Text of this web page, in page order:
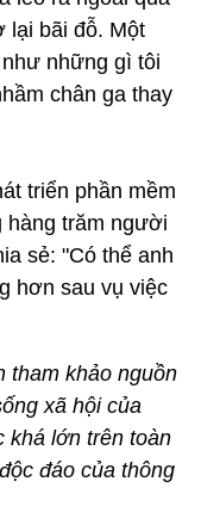
lại bãi đỗ. Một
những gì tôi
chân ga thay
triển phần mềm
hàng trăm người
sẻ: "Có thể anh
hơn sau vụ việc
tham khảo nguồn
xã hội của
khá lớn trên toàn
đáo của thông